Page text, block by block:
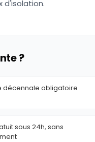
d'isolation.
?
décennale obligatoire
sous 24h, sans